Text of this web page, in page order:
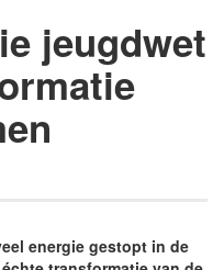
jeugdwet
energie gestopt in de